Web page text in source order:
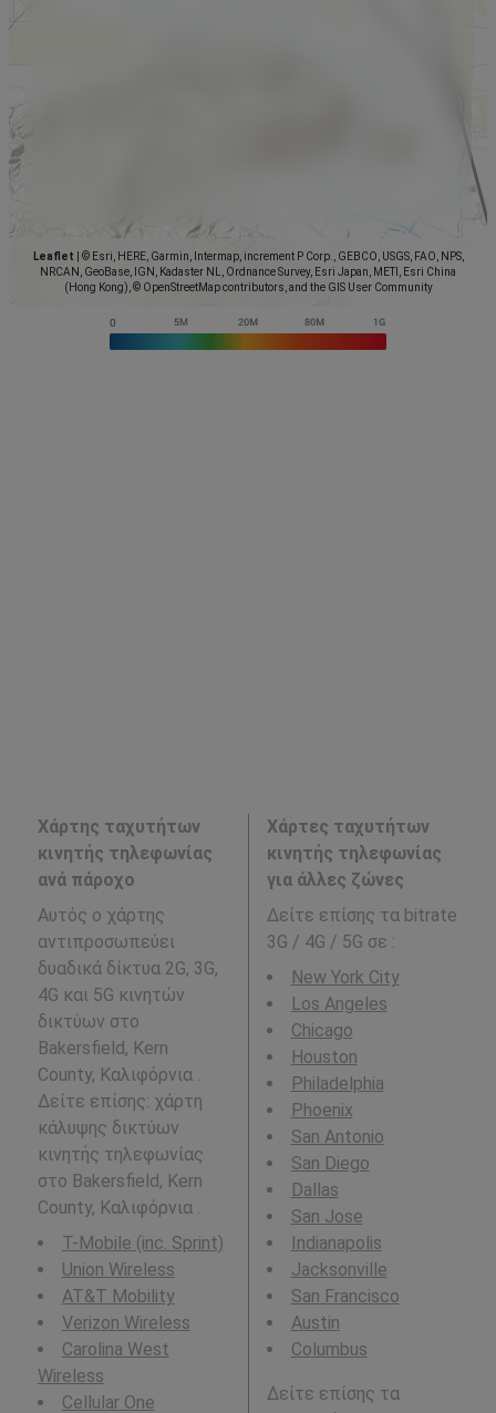
Leaflet
© Esri, HERE, Garmin, Intermap, increment P Corp., GEBCO, USGS, FAO, NPS,
NRCAN, GeoBase, IGN, Kadaster NL, Ordnance Survey, Esri Japan, METI, Esri China
(Hong Kong), © OpenStreetMap contributors, and the GIS User Community
Χάρτης ταχυτήτων
κινητής τηλεφωνίας
ανά πάροχο
Αυτός ο χάρτης
αντιπροσωπεύει
δυαδικά δίκτυα 2G, 3G,
4G και 5G κινητών
δικτύων στο
Bakersfield, Kern
County, Καλιφόρνια .
Δείτε επίσης: χάρτη
κάλυψης δικτύων
κινητής τηλεφωνίας
στο Bakersfield, Kern
County, Καλιφόρνια .
T-Mobile (inc. Sprint)
Union Wireless
AT&T Mobility
Verizon Wireless
Carolina West
Wireless
Cellular One
Χάρτες ταχυτήτων
κινητής τηλεφωνίας
για άλλες ζώνες
Δείτε επίσης τα bitrate
3G / 4G / 5G σε :
New York City
Los Angeles
Chicago
Houston
Philadelphia
Phoenix
San Antonio
San Diego
Dallas
San Jose
Indianapolis
Jacksonville
San Francisco
Austin
Columbus
Δείτε επίσης τα